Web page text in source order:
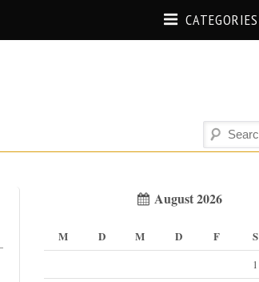
CATEGORIES
August 2026
M D M D F S
1